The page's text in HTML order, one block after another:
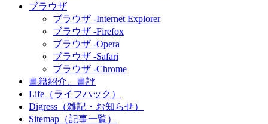
ブラウザ
ブラウザ -Internet Explorer
ブラウザ -Firefox
ブラウザ -Opera
ブラウザ -Safari
ブラウザ -Chrome
書籍紹介、書評
Life（ライフハック）
Digress（雑記・お知らせ）
Sitemap（記事一覧）